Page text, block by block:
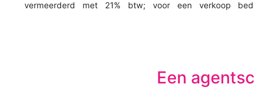
vermeerderd met 21% btw; voor een verkoop
Een